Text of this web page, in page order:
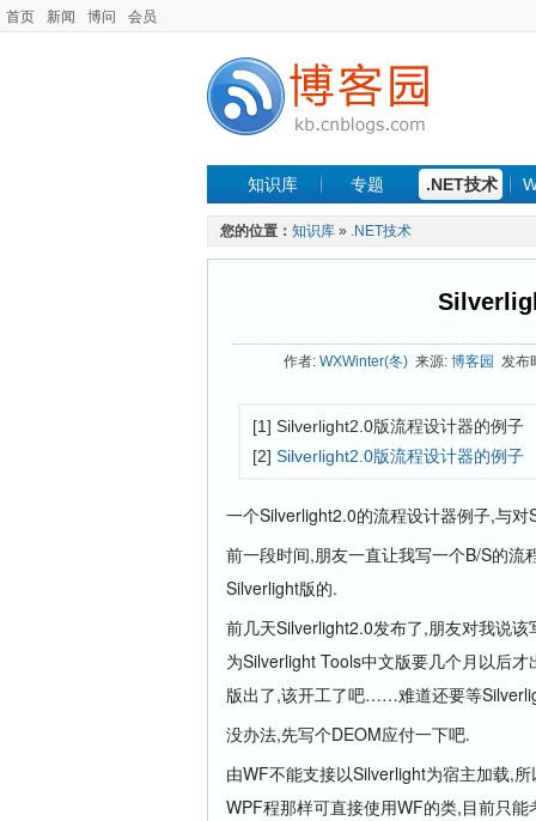
首页 新闻 博问 会员
知识库 专题 .NET技术
您的位置： 知识库 » .NET技术
作者: WXWinter(冬)来源: 博客园 发布
[1] Silverlight2.0版流程设计器的例子
[2] Silverlight2.0版流程设计器的例子
一个Silverlight2.0的流程设计器例子,与
前一段时间,朋友一直让我写一个B/S的
Silverlight版的.
前几天Silverlight2.0发布了,朋友对我说
为Silverlight Tools中文版要几个月以后
版出了,该开工了吧……难道还要等
没办法,先写个DEOM应付一下吧.
由WF不能支接以Silverlight为宿主加载,
WPF程那样可直接使用WF的类,目前只